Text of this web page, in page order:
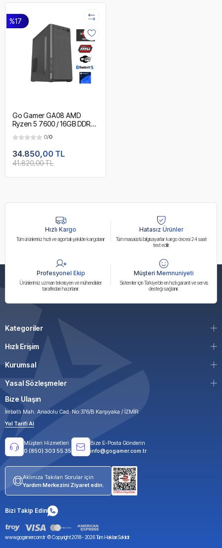
%17
Go Gamer GA08 AMD
Ryzen 5 7600 / 16GB DDR5
SSD / OEM Ev Ofis Paket
0/0
34.850,00 TL
41.820,00 TL
Hızlı Kargo
Tüm ürünleriniz hızlı ve sigortalı şekilde kargolanır
Hatasız Ürünler
Tüm masaüstü bilgisayarlar kargo öncesi 24 saat
test edilir.
Profesyonel Ekip
Ürünlerimiz uzman teknisyen ve mühendisler
tarafından hazırlanır.
Müşteri Memnuniyeti
Sistemler için Türkiye’de en hızlı garanti ve servis
desteği sağlanır.
Kategoriler
Hızlı Erişim
Kurumsal
Yasal Sözleşmeler
Bize Ulaşın
İmbatlı Mah. Anadolu Cad. No:376/B Karşıyaka / İZMİR
Yol Tarifi Al
Müşteri Hizmetleri
0 (850) 303 55 35
Bize E-Posta Gönderin
info@gogamer.com.tr
Aklınıza Takılan Sorular için
Yardım Merkezini Ziyaret edin.
Bizi Takip Edin
www.gogamer.com.tr © Copyright 2018 -2026Tüm Hakları Saklıdır.